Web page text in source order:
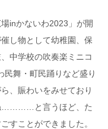
inかないわ2023」が開
し物として幼稚園、保
中学校の吹奏楽ミニコ
民舞・町民踊りなど盛り
、賑わいをみせており
…………と言うほど、た
すことができました。